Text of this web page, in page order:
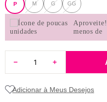
8 pijama
9 sutiã renda
P M G GG
Aproveite!
menos de